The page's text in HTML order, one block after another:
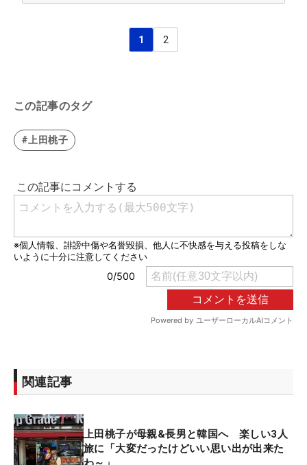
1 2
この記事のタグ
#上田桃子
関連記事
上田桃子が母親&長男と韓国へ 楽しい3人
旅に「大変だったけどいい思い出が出来た